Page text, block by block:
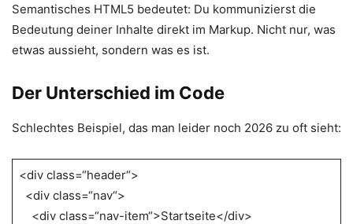
Semantisches HTML5 bedeutet: Du kommunizierst die
Bedeutung deiner Inhalte direkt im Markup. Nicht nur, was
etwas aussieht, sondern was es ist.
Der Unterschied im Code
Schlechtes Beispiel, das man leider noch 2026 zu oft sieht:
<div class=“header“>
<div class=“nav“>
<div class=“nav-item“>Startseite</div>